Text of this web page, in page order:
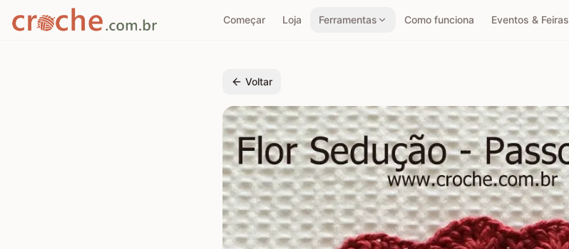
Começar Loja Ferramentas Como funciona Eventos & Feiras
Voltar